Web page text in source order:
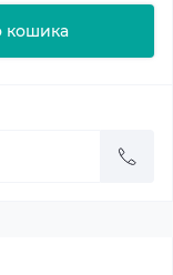
кошика